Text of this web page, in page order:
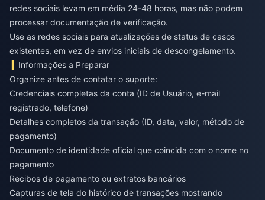
redes sociais levam em média 24-48 horas, mas não podem
processar documentação de verificação.
Use as redes sociais para atualizações de status de casos
existentes, em vez de envios iniciais de descongelamento.
Informações a Preparar
Organize antes de contatar o suporte:
Credenciais completas da conta (ID de Usuário, e-mail
registrado, telefone)
Detalhes completos da transação (ID, data, valor, método de
pagamento)
Documento de identidade oficial que coincida com o nome no
pagamento
Recibos de pagamento ou extratos bancários
Capturas de tela do histórico de transações mostrando